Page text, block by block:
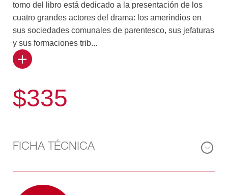
tomo del libro está dedicado a la presentación de los
cuatro grandes actores del drama: los amerindios en
sus sociedades comunales de parentesco, sus jefaturas
y sus formaciones trib...
utarias; los europeos del capitalismo mercantil,
recién salidos de la Reconquista, conquistadores,
frailes, funcionarios y colonos, así como los africanos
Cada uno de ellos dejó una profunda marca en el
conquista propiamente dicha, no solamente como se ha
$335
FICHA TÉCNICA